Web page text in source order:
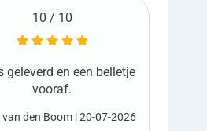
6 / 10
Sterk| 17-07-2026